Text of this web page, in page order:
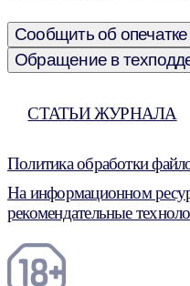
Сообщить об опечатке
Обращение в
СТАТЬИ ЖУРНАЛА
Политика обработки
На информационном
рекомендательные